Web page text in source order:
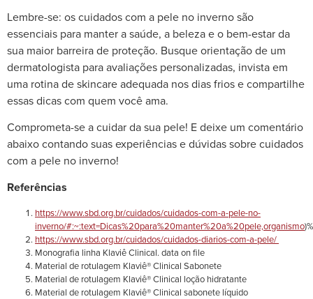
Lembre-se: os cuidados com a pele no inverno são
essenciais para manter a saúde, a beleza e o bem-estar da
sua maior barreira de proteção. Busque orientação de um
dermatologista para avaliações personalizadas, invista em
uma rotina de skincare adequada nos dias frios e compartilhe
essas dicas com quem você ama.
Comprometa-se a cuidar da sua pele! E deixe um comentário
abaixo contando suas experiências e dúvidas sobre cuidados
com a pele no inverno!
Referências
https://www.sbd.org.br/cuidados/cuidados-com-a-pele-no-
inverno/#:~:text=Dicas%20para%20manter%20a%20pele,organismo
https://www.sbd.org.br/cuidados/cuidados-diarios-com-a-pele/
Monografia linha Klaviê Clinical. data on file
Material de rotulagem Klaviê® Clinical Sabonete
Material de rotulagem Klaviê® Clinical loção hidratante
Material de rotulagem Klaviê® Clinical sabonete líquido